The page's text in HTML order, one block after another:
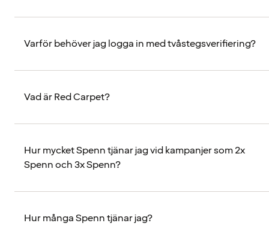
Varför behöver jag logga in med tvåstegsverifiering?
Vad är Red Carpet?
Hur mycket Spenn tjänar jag vid kampanjer som 2x
Spenn och 3x Spenn?
Hur många Spenn tjänar jag?